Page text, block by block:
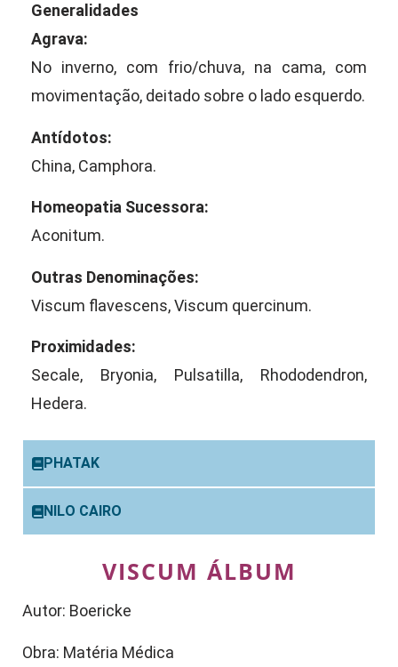
Generalidades
Agrava:
No inverno, com frio/chuva, na cama, com
movimentação, deitado sobre o lado esquerdo.
Antídotos:
China, Camphora.
Homeopatia Sucessora:
Aconitum.
Outras Denominações:
Viscum flavescens, Viscum quercinum.
Proximidades:
Secale, Bryonia, Pulsatilla, Rhododendron,
Hedera.
PHATAK
NILO CAIRO
VISCUM ÁLBUM
Autor: Boericke
Obra: Matéria Médica